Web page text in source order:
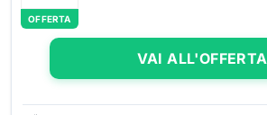
OFFERTA
VAI ALL'OFFERTA